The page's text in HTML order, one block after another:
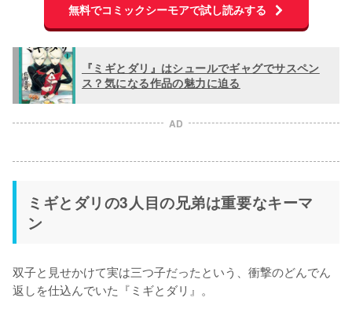
無料でコミックシーモアで試し読みする
『ミギとダリ』はシュールでギャグでサスペン
ス？気になる作品の魅力に迫る
AD
ミギとダリの3人目の兄弟は重要なキーマ
ン
双子と見せかけて実は三つ子だったという、衝撃のどんでん
返しを仕込んでいた『ミギとダリ』。